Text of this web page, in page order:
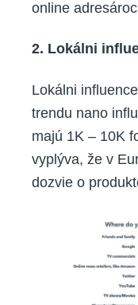
online
2. Lokálni
Lokálni
trendu nano
majú 1K – 10K
vyplýva, že v
dozvie o